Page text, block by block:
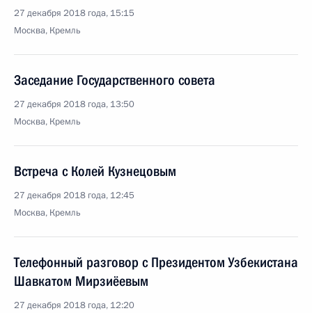
27 декабря 2018 года, 15:15
Москва, Кремль
Заседание Государственного совета
27 декабря 2018 года, 13:50
Москва, Кремль
Встреча с Колей Кузнецовым
27 декабря 2018 года, 12:45
Москва, Кремль
Телефонный разговор с Президентом Узбекистана
Шавкатом Мирзиёевым
27 декабря 2018 года, 12:20